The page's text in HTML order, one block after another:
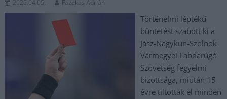
2026.04.05. Fazekas Adrián
Történelmi léptékű
büntetést szabott ki a
Jász-Nagykun-Szolnok
Vármegyei Labdarúgó
Szövetség fegyelmi
bizottsága, miután 15
évre tiltottak el minden